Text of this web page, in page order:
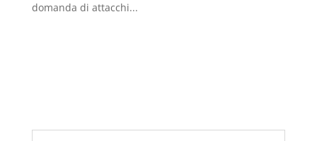
domanda di attacchi...